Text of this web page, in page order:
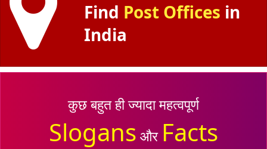
Find Post Offices in
India
कुछ बहुत ही ज्यादा महत्वपूर्ण
Slogans और Facts